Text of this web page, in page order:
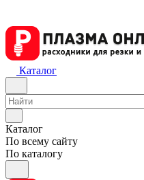
Каталог
Каталог
По всему сайту
По каталогу